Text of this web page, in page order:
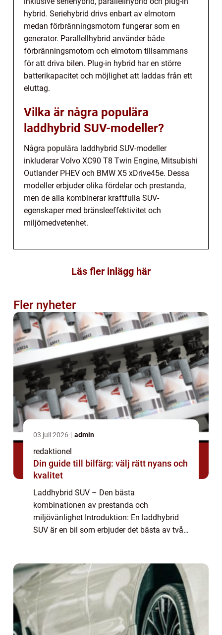
hybrid. Seriehybrid drivs enbart av elmotorn
medan förbränningsmotorn fungerar som en
generator. Parallellhybrid använder både
förbränningsmotorn och elmotorn tillsammans
för att driva bilen. Plug-in hybrid har en större
batterikapacitet och möjlighet att laddas från ett
eluttag.
Vilka är några populära
laddhybrid SUV-modeller?
Några populära laddhybrid SUV-modeller
inkluderar Volvo XC90 T8 Twin Engine, Mitsubishi
Outlander PHEV och BMW X5 xDrive45e. Dessa
modeller erbjuder olika fördelar och prestanda,
men de alla kombinerar kraftfulla SUV-
egenskaper med bränsleeffektivitet och
miljömedvetenhet.
Läs fler inlägg här
Fler nyheter
03 juli 2026 admin
redaktionel
Din guide till bilfärg: välj rätt nyans och
kvalitet
Laddhybrid SUV – Den bästa
kombinationen av prestanda och
miljövänlighet Introduktion: En laddhybrid
SUV är en bil som erbjuder det bästa av två
teknologin hos ...